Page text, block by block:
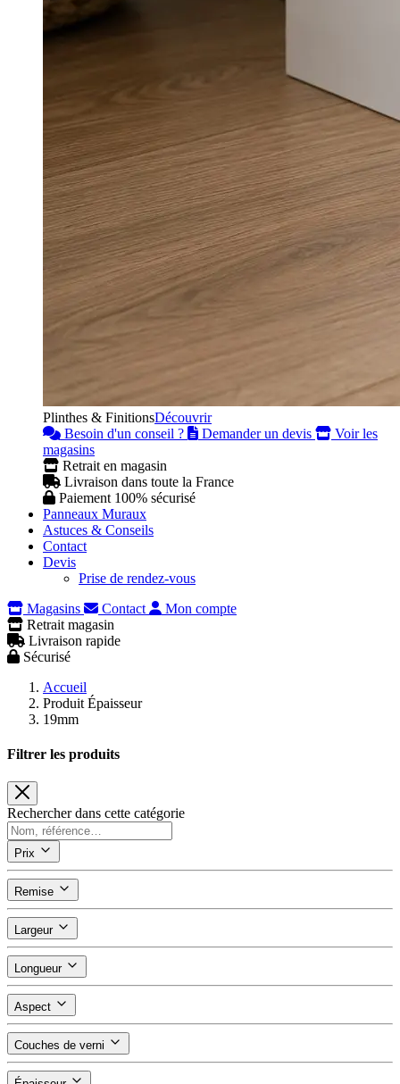
Plinthes & FinitionsDécouvrir
Besoin d'un conseil ?
Demander un devis
Voir les
magasins
Retrait en magasin
Livraison dans toute la France
Paiement 100% sécurisé
Panneaux Muraux
Astuces & Conseils
Contact
Devis
Prise de rendez-vous
Magasins
Contact
Mon compte
Retrait magasin
Livraison rapide
Sécurisé
Accueil
Produit Épaisseur
19mm
Filtrer les produits
Rechercher dans cette catégorie
Prix
Remise
Largeur
Longueur
Aspect
Couches de verni